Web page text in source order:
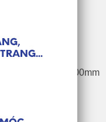
cái/phút
KW